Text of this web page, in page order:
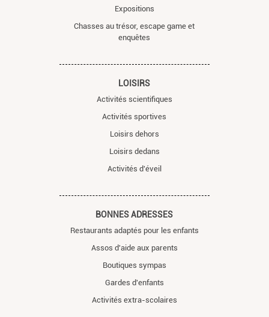
Expositions
Chasses au trésor, escape game et
enquêtes
LOISIRS
Activités scientifiques
Activités sportives
Loisirs dehors
Loisirs dedans
Activités d'éveil
BONNES ADRESSES
Restaurants adaptés pour les enfants
Assos d'aide aux parents
Boutiques sympas
Gardes d'enfants
Activités extra-scolaires